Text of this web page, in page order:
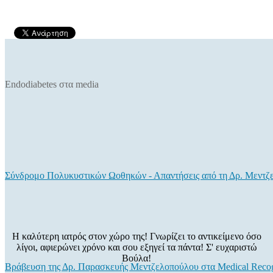
Endodiabetes στα media
Σύνδρομο Πολυκυστικών Ωοθηκών - Απαντήσεις από τη Δρ.
Βράβευση της Δρ. Παρασκευής Μεντζελοπούλου στα Medical
Η καλύτερη ιατρός στον χώρο της! Γνωρίζει το αντικείμενο όσο
λίγοι, αφιερώνει χρόνο και σου εξηγεί τα πάντα! Σ' ευχαριστώ
Βούλα!